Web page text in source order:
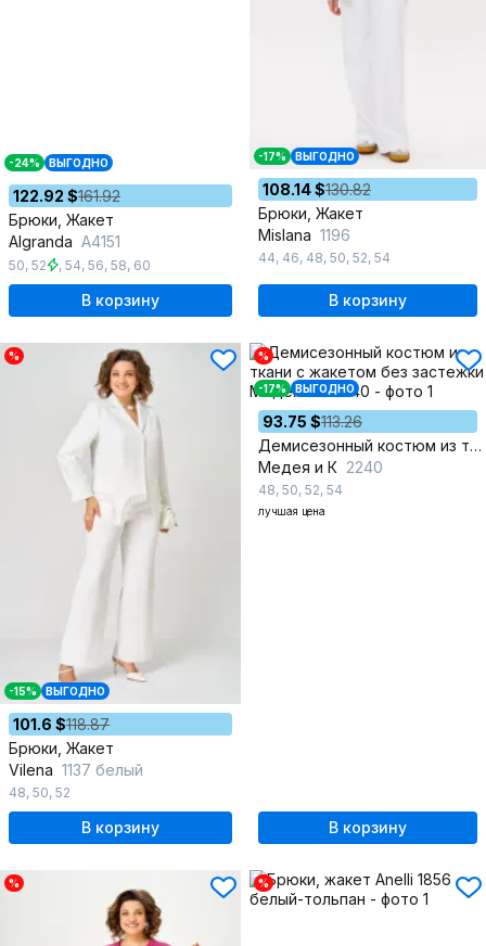
-24% ВЫГОДНО
122.92 $161.92
Брюки, Жакет
Algranda А4151
50, 52 , 54, 56, 58, 60
В корзину
-17% ВЫГОДНО
108.14 $130.82
Брюки, Жакет
Mislana 1196
44, 46, 48, 50, 52, 54
В корзину
%
-15% ВЫГОДНО
101.6 $118.87
Брюки, Жакет
Vilena 1137 белый
48, 50, 52
В корзину
%
-17% ВЫГОДНО
93.75 $113.26
Демисезонный костюм из ткани с жакетом без застежки
Медея и К 2240
48, 50, 52, 54
лучшая цена
В корзину
% %